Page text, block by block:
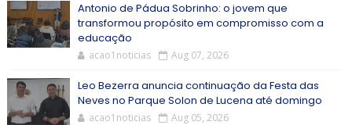
Antonio de Pádua Sobrinho: o jovem que
transformou propósito em compromisso com a
educação
acao1noticias Aug 07, 2026
Leo Bezerra anuncia continuação da Festa das
Neves no Parque Solon de Lucena até domingo
acao1noticias Aug 05, 2026